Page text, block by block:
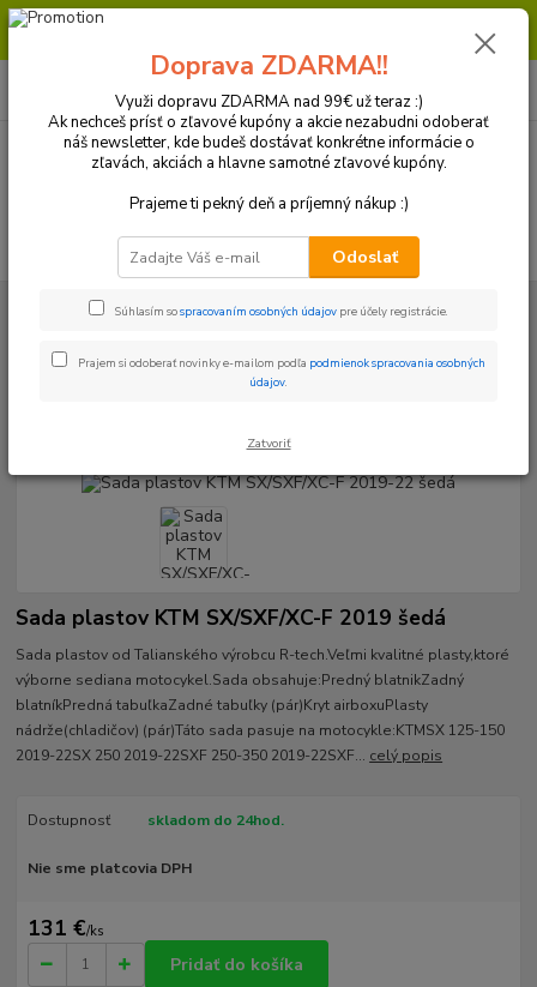
Milí zákazníci, pri objednávke nad 99€ získate poštovné ZDARMA.
(Po-Pia, 8:30-16:30 hod.)
Plasty a Kryty KTM Plastové sady
Sada plastov KTM
Sada plastov KTM SX/SXF/XC-F
Sada plastov KTM SX/SXF/XC-F 2019 šedá
Sada plastov od Talianského výrobcu R-tech.Veľmi kvalitné plasty,ktoré
výborne sediana motocykel.Sada obsahuje:Predný blatnikZadný
blatníkPredná tabuľkaZadné tabuľky (pár)Kryt airboxuPlasty
nádrže(chladičov) (pár)Táto sada pasuje na motocykle:KTMSX 125-150
2019-22SX 250 2019-22SXF 250-350 2019-22SXF... celý popis
Dostupnosť skladom do 24hod.
Nie sme platcovia DPH
131 €/ks
Pridať do košíka
Doprava ZDARMA!!
Využi dopravu ZDARMA nad 99€ už teraz :)
Ak nechceš prísť o zľavové kupóny a akcie nezabudni odoberať
náš newsletter, kde budeš dostávať konkrétne informácie o
zľavách, akciách a hlavne samotné zľavové kupóny.
Prajeme ti pekný deň a príjemný nákup :)
Odoslať
Súhlasím sospracovaním osobných údajov pre účely registrácie.
Prajem si odoberať novinky e-mailom podľa podmienok spracovania osobných
údajov.
Zatvoriť